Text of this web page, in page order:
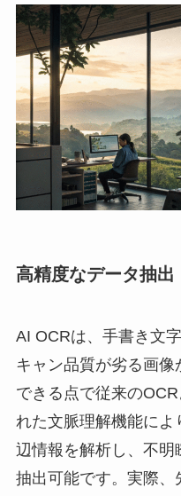
高精度なデータ抽出
AI OCRは、手書き文
キャン品質が劣る画
できる点で従来の
れた文脈理解機能によ
辺情報を解析し、不明
抽出可能です。実際、